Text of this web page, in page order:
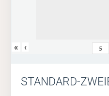
« ‹
STANDARD-